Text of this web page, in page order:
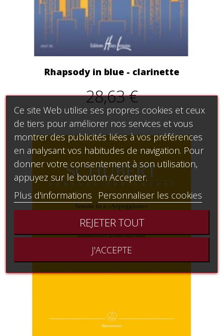
Rhapsody in blue - clarinette
28,63 €
Ce site Web utilise ses propres cookies et ceux
de tiers pour améliorer nos services et vous
montrer des publicités liées à vos préférences
en analysant vos habitudes de navigation. Pour
donner votre consentement à son utilisation,
appuyez sur le bouton Accepter.
Plus d'informations
Personnaliser les cookies
REJETER TOUT
J'ACCEPTE